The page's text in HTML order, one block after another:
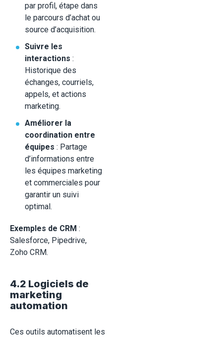
par profil, étape dans
le parcours d’achat ou
source d’acquisition.
Suivre les
interactions :
Historique des
échanges, courriels,
appels, et actions
marketing.
Améliorer la
coordination entre
équipes : Partage
d’informations entre
les équipes marketing
et commerciales pour
garantir un suivi
optimal.
Exemples de CRM :
Salesforce, Pipedrive,
Zoho CRM.
4.2 Logiciels de
marketing
automation
Ces outils automatisent les